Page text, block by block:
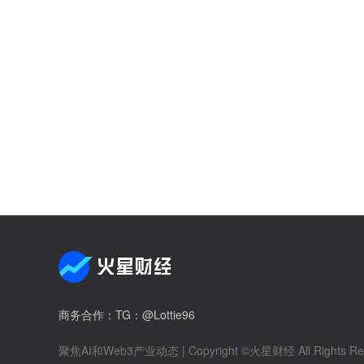
商务合作 ：TG：@Lottie96
聚焦AI和Web3产业动态 | Copyright ©火星财经 All Rights